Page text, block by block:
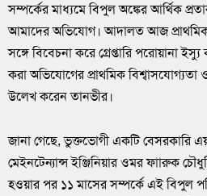
সম্পর্কের মাধ্যমে বিপুল অঙ্কের আর্থিক
আমাদের অভিযোগ। আদালত আজ প্রাথমিক
সঙ্গে বিবেচনা করে গ্রেপ্তারি পরোয়ানা
করা অভিযোগের প্রাথমিক বিশ্বাসযোগ্যতা
উলেখ করেন তানভীর।
জানা গেছে, ভুক্তভোগী একটি বেসরকারি
মেইনটেন্যান্স ইঞ্জিনিয়ার ওমর ফাারুক
হওয়ার পর ১১ মাসের সম্পর্কে এই বিপুল